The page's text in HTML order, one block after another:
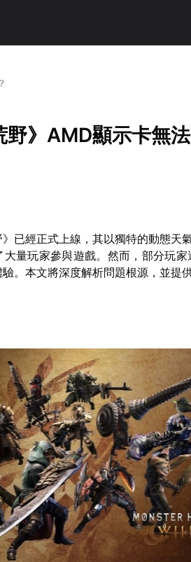
野》AMD顯示卡無
已經正式上線，其以獨特的動態天
量玩家參與遊戲。然而，部分玩
。本文將深度解析問題根源，並提